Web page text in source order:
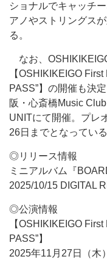
ショナルでキャッチ
アノやストリングス
る。
なお、
【OSHIKIKEIGO
PASS”】の開催も決
阪・ 心斎橋Music
UNITにて開催。プレ
26日までとなっている
◎リリース情報
ミニアルバム『
2025/10/15 DIGITAL
◎公演情報
【OSHIKIKEIGO
PASS”】
2025年11月27日（木